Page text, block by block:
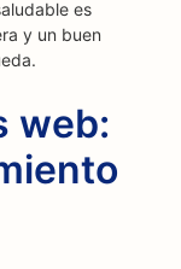
es
y un buen
web: